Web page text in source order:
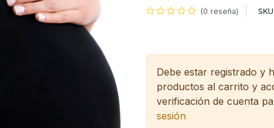
(0 reseña) SKU:
Debe estar registrado y
productos al carrito y
verificación de cuenta
sesión